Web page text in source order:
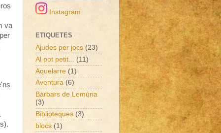
va
Instagram
ETIQUETES
Ajudes per jocs (23)
Al pot petit...
(11)
Aquelarre (1)
Aventura (6)
Bàrbars de Lemúria
(3)
Biblioteques (3)
blocs (1)